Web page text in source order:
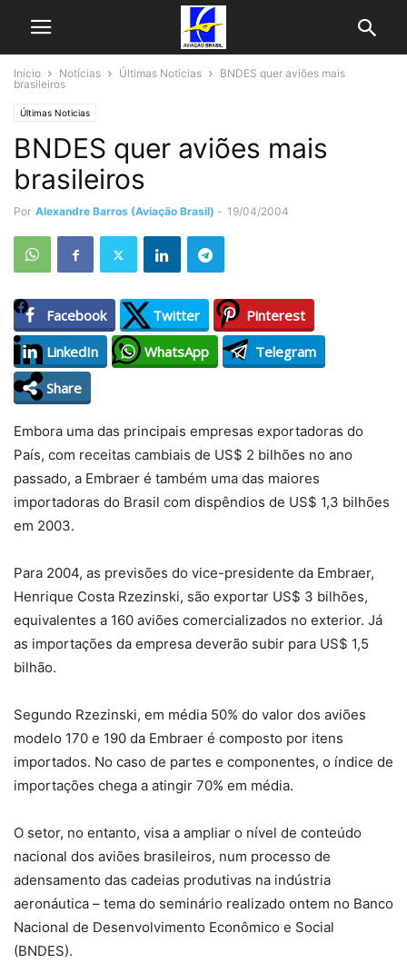
Início Notícias Últimas Noticias
BNDES quer aviões mais
brasileiros
Últimas Noticias
BNDES quer aviões mais
brasileiros
Por Alexandre Barros (Aviação Brasil) - 19/04/2004
Facebook Twitter
Pinterest
LinkedIn
WhatsApp
Telegram
Share
Embora uma das principais empresas exportadoras do
País, com receitas cambiais de US$ 2 bilhões no ano
passado, a Embraer é também uma das maiores
importadoras do Brasil com dispêndios de US$ 1,3 bilhões
em 2003.
Para 2004, as previsões do vice-presidente da Embraer,
Henrique Costa Rzezinski, são exportar US$ 3 bilhões,
equivalentes a 160 aviões comercializados no exterior. Já
as importações da empresa deverão subir para US$ 1,5
bilhão.
Segundo Rzezinski, em média 50% do valor dos aviões
modelo 170 e 190 da Embraer é composto por itens
importados. No caso de partes e componentes, o índice de
importações chega a atingir 70% em média.
O setor, no entanto, visa a ampliar o nível de conteúdo
nacional dos aviões brasileiros, num processo de
adensamento das cadeias produtivas na indústria
aeronáutica – tema do seminário realizado ontem no Banco
Nacional de Desenvolvimento Econômico e Social
(BNDES).